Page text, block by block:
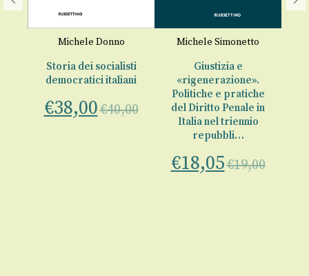
Michele Donno
Storia dei socialisti
democratici italiani
€38,00€40,00
Michele Simonetto
Giustizia e
«rigenerazione».
Politiche e pratiche
del Diritto Penale in
Italia nel triennio
repubbli…
€18,05€19,00